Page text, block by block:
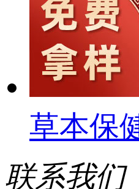
草本保
联系我们